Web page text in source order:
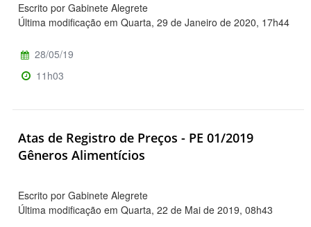
Escrito por Gabinete Alegrete
Última modificação em Quarta, 29 de Janeiro de 2020, 17h44
28/05/19
11h03
Atas de Registro de Preços - PE 01/2019
Gêneros Alimentícios
Escrito por Gabinete Alegrete
Última modificação em Quarta, 22 de Mai de 2019, 08h43